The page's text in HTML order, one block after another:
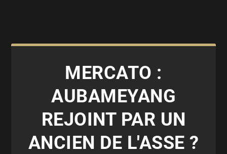
MERCATO :
AUBAMEYANG
REJOINT PAR UN
ANCIEN DE L'ASSE ?